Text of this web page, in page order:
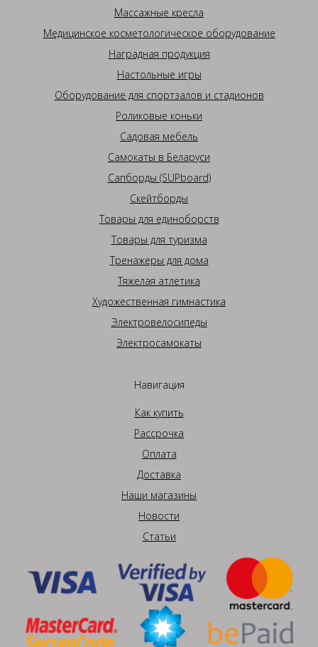
Массажные кресла
Медицинское косметологическое оборудование
Наградная продукция
Настольные игры
Оборудование для спортзалов и стадионов
Роликовые коньки
Садовая мебель
Самокаты в Беларуси
Сапборды (SUPboard)
Скейтборды
Товары для единоборств
Товары для туризма
Тренажеры для дома
Тяжелая атлетика
Художественная гимнастика
Электровелосипеды
Электросамокаты
Навигация
Как купить
Рассрочка
Оплата
Доставка
Наши магазины
Новости
Статьи